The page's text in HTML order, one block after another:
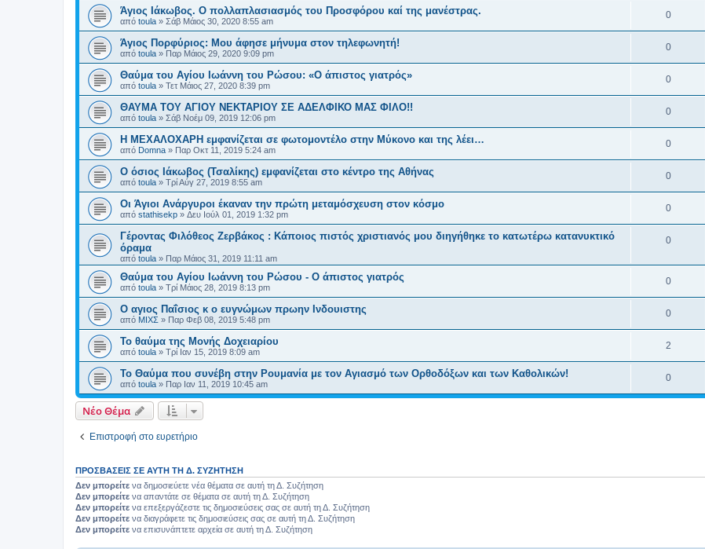
Άγιος Ιάκωβος. Ο πολλαπλασιασμός του Προσφόρου καί της μανέστρας.
από toula » Σάβ Μάιος 30, 2020 8:55 am
0
Άγιος Πορφύριος: Μου άφησε μήνυμα στον τηλεφωνητή!
από toula » Παρ Μάιος 29, 2020 9:09 pm
0
Θαύμα του Αγίου Ιωάννη του Ρώσου: «Ο άπιστος γιατρός»
από toula » Τετ Μάιος 27, 2020 8:39 pm
0
ΘΑΥΜΑ ΤΟΥ ΑΓΙΟΥ ΝΕΚΤΑΡΙΟΥ ΣΕ ΑΔΕΛΦΙΚΟ ΜΑΣ ΦΙΛΟ!!
από toula » Σάβ Νοέμ 09, 2019 12:06 pm
0
Η ΜΕΧΑΛΟΧΑΡΗ εμφανίζεται σε φωτομοντέλο στην Μύκονο και της λέει…
από Domna » Παρ Οκτ 11, 2019 5:24 am
0
Ο όσιος Ιάκωβος (Τσαλίκης) εμφανίζεται στο κέντρο της Αθήνας
από toula » Τρί Αύγ 27, 2019 8:55 am
0
Οι Άγιοι Ανάργυροι έκαναν την πρώτη μεταμόσχευση στον κόσμο
από stathisekp » Δευ Ιούλ 01, 2019 1:32 pm
0
Γέροντας Φιλόθεος Ζερβάκος : Κάποιος πιστός χριστιανός μου διηγήθηκε το κατωτέρω κατανυ­κτικό
όραμα
από toula » Παρ Μάιος 31, 2019 11:11 am
0
Θαύμα του Αγίου Ιωάννη του Ρώσου - Ο άπιστος γιατρός
από toula » Τρί Μάιος 28, 2019 8:13 pm
0
Ο αγιος Παΐσιος κ ο ευγνώμων πρωην Ινδουιστης
από ΜΙΧΣ » Παρ Φεβ 08, 2019 5:48 pm
0
Το θαύμα της Μονής Δοχειαρίου
από toula » Τρί Ιαν 15, 2019 8:09 am
2
Το Θαύμα που συνέβη στην Ρουμανία με τον Αγιασμό των Ορθοδόξων και των Καθολικών!
από toula » Παρ Ιαν 11, 2019 10:45 am
0
Νέο Θέμα
Επιστροφή στο ευρετήριο
ΠΡΟΣΒΆΣΕΙΣ ΣΕ ΑΥΤΉ ΤΗ Δ. ΣΥΖΉΤΗΣΗ
Δεν μπορείτε να δημοσιεύετε νέα θέματα σε αυτή τη Δ. Συζήτηση
Δεν μπορείτε να απαντάτε σε θέματα σε αυτή τη Δ. Συζήτηση
Δεν μπορείτε να επεξεργάζεστε τις δημοσιεύσεις σας σε αυτή τη Δ. Συζήτηση
Δεν μπορείτε να διαγράφετε τις δημοσιεύσεις σας σε αυτή τη Δ. Συζήτηση
Δεν μπορείτε να επισυνάπτετε αρχεία σε αυτή τη Δ. Συζήτηση